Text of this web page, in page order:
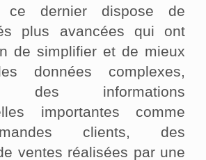
ce dernier dispose de
plus avancées qui ont
de simplifier et de mieux
données complexes,
des informations
importantes comme
clients, des
ventes réalisées par une